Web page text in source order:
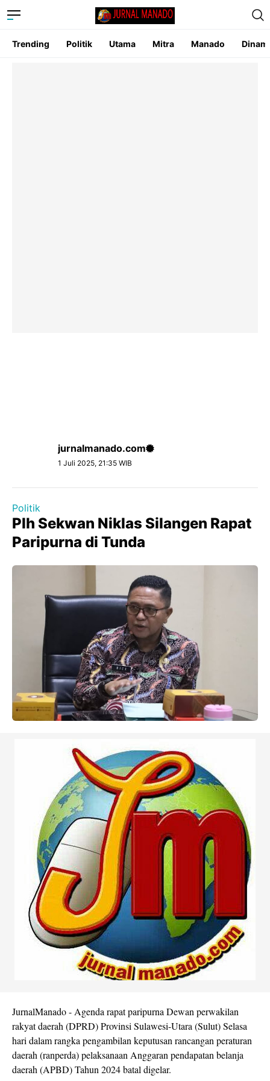
Trending Politik Utama Mitra Manado
jurnalmanado.com
1 Juli 2025, 21:35 WIB
Politik
Plh Sekwan Niklas Silangen Rapat
Paripurna di Tunda
JurnalManado - Agenda rapat paripurna Dewan perwakilan
rakyat daerah (DPRD) Provinsi Sulawesi-Utara (Sulut) Selasa
hari dalam rangka pengambilan keputusan rancangan peraturan
daerah (ranperda) pelaksanaan Anggaran pendapatan belanja
daerah (APBD) Tahun 2024 batal digelar.